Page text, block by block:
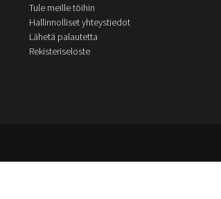
Tule meille töihin
Hallinnolliset yhteystiedot
Lähetä palautetta
Rekisteriseloste